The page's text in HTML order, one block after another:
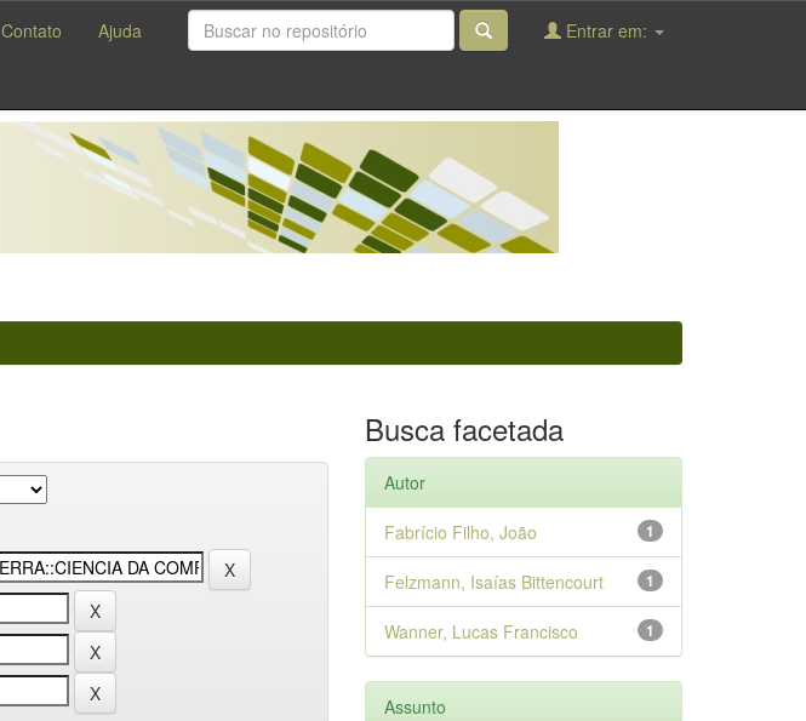
Contato Ajuda Entrar em:
Busca facetada
Autor
1
Fabrício Filho, João
1
Felzmann, Isaías Bittencourt
1
Wanner, Lucas Francisco
Assunto